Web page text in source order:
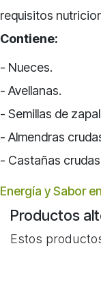
requisitos
Contiene:
- Nueces.
- Avellanas.
- Semillas de
- Almendras
- Castañas
Energía y Sabor
Productos
Estos